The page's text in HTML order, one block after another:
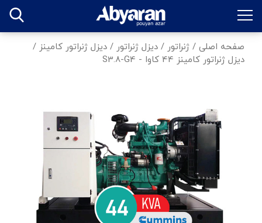
صفحه اصلی / ژنراتور / دیزل ژنراتور / دیزل ژنراتور کامینز /
دیزل ژنراتور کامینز 44 کاوا - S3.8-G4